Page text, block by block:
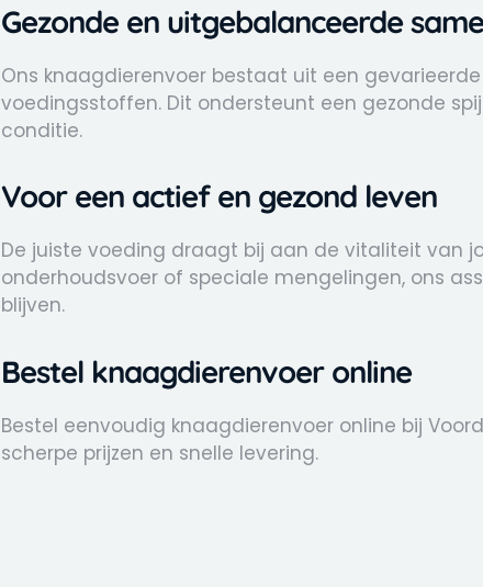
Gezonde en uitgebalanceerde
Ons knaagdierenvoer bestaat uit een
voedingsstoffen. Dit ondersteunt een gezonde
conditie.
Voor een actief en gezond leven
De juiste voeding draagt bij aan de vitaliteit van
onderhoudsvoer of speciale mengelingen, ons
blijven.
Bestel knaagdierenvoer online
Bestel eenvoudig knaagdierenvoer online bij
scherpe prijzen en snelle levering.